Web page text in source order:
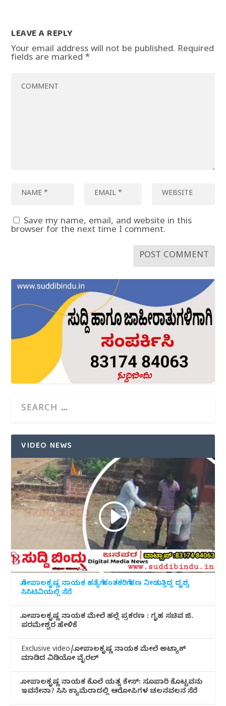
LEAVE A REPLY
Your email address will not be published. Required
fields are marked*
Save my name, email, and website in this
browser for the next time I comment.
VIDEO NEWS
ಗೋಪಾಲಕೃಷ್ಣ ನಾಯಕ ಹತ್ಯೆಗೆ ಹಂತಕರಿಗೆ ಹಣ ನೀಡುತ್ತಿದ್ದ ದೃಶ್ಯ
ಸಿಸಿಟಿವಿಯಲ್ಲಿ ಸೆರೆ
ಗೋಪಾಲಕೃಷ್ಣ ನಾಯಕ ಮೇಲೆ ಹಲ್ಲೆ ಪ್ರಕರಣ : ಗೃಹ ಸಚಿವ ಜಿ.
ಪರಮೇಶ್ವರ ಹೇಳಿಕೆ
Exclusive video/ಗೋಪಾಲಕೃಷ್ಣ ನಾಯಕ ಮೇಲೆ ಅಟ್ಯಾಕ್
ಮಾಡಿದ ವಿಡಿಯೋ ವೈರಲ್
ಗೋಪಾಲಕೃಷ್ಣ ನಾಯಕ ಕೊಲೆ ಯತ್ನ ಕೇಸ್: ಸೂಪಾರಿ ಕೊಟ್ಟವನು
ಇವನೇನಾ? ಸಿಸಿ ಕ್ಯಾಮೆರಾದಲ್ಲಿ ಆರೋಪಿಗಳ ಚಲನವಲನ ಸೆರೆ